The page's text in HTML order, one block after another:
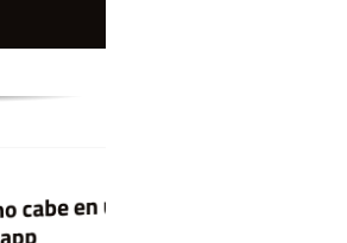
en una